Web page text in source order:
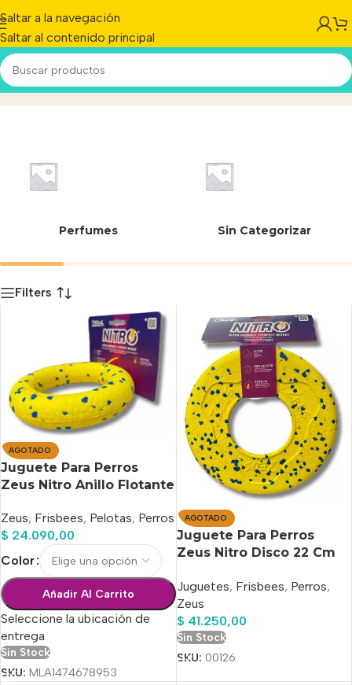
Saltar a la navegación
Saltar al contenido principal
Zeus NitroInicio/Producto
Perfumes Sin Categorizar
Filters
AGOTADO
Juguete Para Perros
Zeus Nitro Anillo Flotante
Zeus, Frisbees, Pelotas, Perros
$ 24.090,00
Color
Añadir Al Carrito
Seleccione la ubicación de
entrega
Sin Stock
SKU: MLA1474678953
AGOTADO
Juguete Para Perros
Zeus Nitro Disco 22 Cm
Juguetes, Frisbees, Perros,
Zeus
$ 41.250,00
Sin Stock
SKU: 00126